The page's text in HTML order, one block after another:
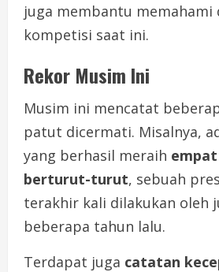
juga membantu memahami
kompetisi saat ini.
Rekor Musim Ini
Musim ini mencatat
patut dicermati. Misalnya,
yang berhasil meraih
berturut-turut, sebuah
terakhir kali dilakukan oleh
beberapa tahun lalu.
Terdapat juga catatan